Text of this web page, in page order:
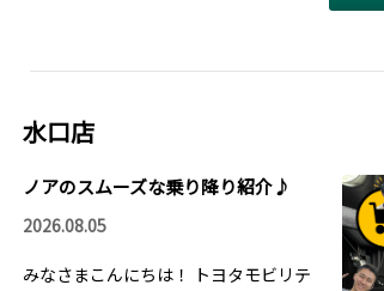
水口店
ノアのスムーズな乗り降り紹介♪
2026.08.05
みなさまこんにちは！ トヨタモビリテ